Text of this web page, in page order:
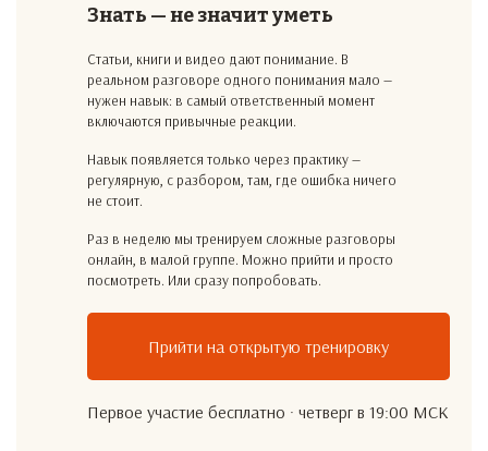
Знать — не значит уметь
Статьи, книги и видео дают понимание. В
реальном разговоре одного понимания мало —
нужен навык: в самый ответственный момент
включаются привычные реакции.
Навык появляется только через практику —
регулярную, с разбором, там, где ошибка ничего
не стоит.
Раз в неделю мы тренируем сложные разговоры
онлайн, в малой группе. Можно прийти и просто
посмотреть. Или сразу попробовать.
Прийти на открытую тренировку
Первое участие бесплатно · четверг в 19:00 МСК